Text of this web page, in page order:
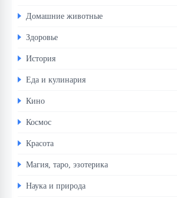
Домашние животные
Здоровье
История
Еда и кулинария
Кино
Космос
Красота
Магия, таро, эзотерика
Наука и природа